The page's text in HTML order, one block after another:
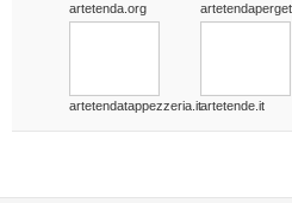
artetenda.org
artetendatappezzeria.itartetende.it